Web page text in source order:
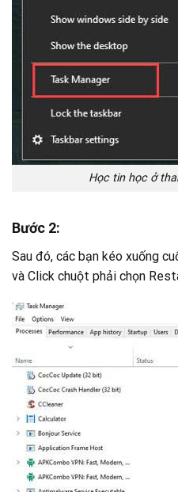
Học tin học ở
Bước 2:
Sau đó, các bạn kéo xuống
và Click chuột phải chọn